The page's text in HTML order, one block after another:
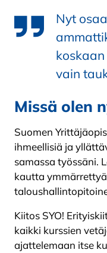
Nyt
vain
Missä olen
Suomen
ihmeellisiä ja
samassa työssäni.
kautta
Kiitos SYO!
kaikki kurssien
ajattelemaan itse